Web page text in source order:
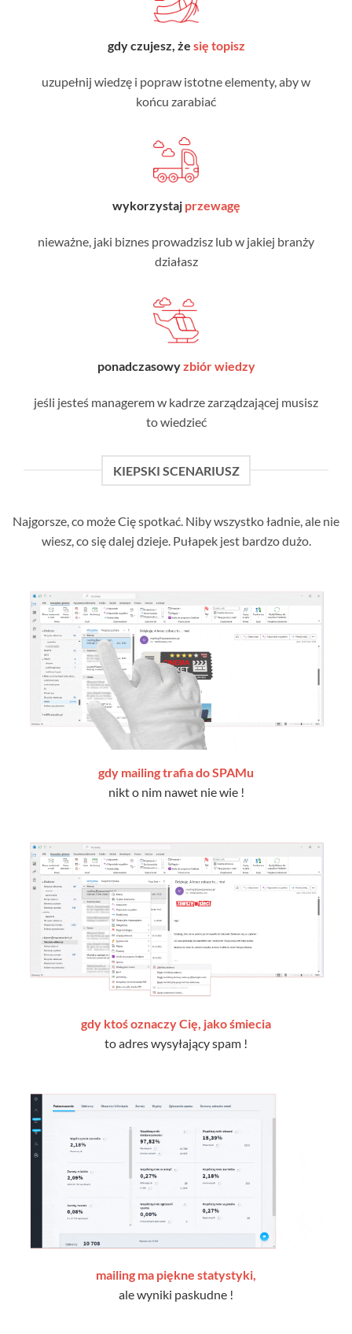
gdy czujesz, że się topisz
uzupełnij wiedzę i popraw istotne elementy, aby w
końcu zarabiać
wykorzystaj przewagę
nieważne, jaki biznes prowadzisz lub w jakiej branży
działasz
ponadczasowyzbiór wiedzy
jeśli jesteś managerem w kadrze zarządzającej musisz
to wiedzieć
KIEPSKI SCENARIUSZ
Najgorsze, co może Cię spotkać. Niby wszystko ładnie, ale nie
wiesz, co się dalej dzieje. Pułapek jest bardzo dużo.
gdy mailing trafia do SPAMu
nikt o nim nawet nie wie !
gdy ktoś oznaczy Cię, jako śmiecia
to adres wysyłający spam !
mailing ma piękne statystyki,
ale wyniki paskudne !